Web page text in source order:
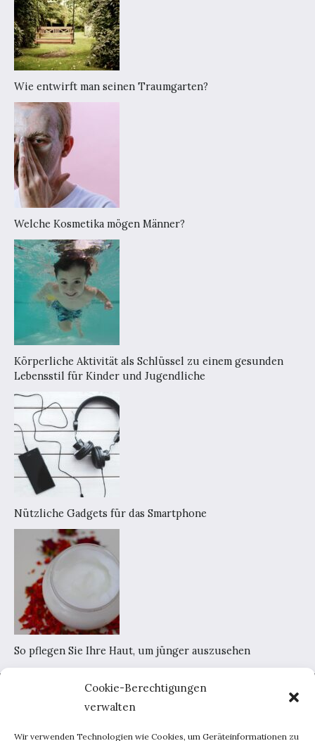
Cookie-Berechtigungen
verwalten
Wir verwenden Technologien wie Cookies, um Geräteinformationen zu
Wie entwirft man seinen Traumgarten?
Welche Kosmetika mögen Männer?
Körperliche Aktivität als Schlüssel zu einem gesunden
Lebensstil für Kinder und Jugendliche
Nützliche Gadgets für das Smartphone
So pflegen Sie Ihre Haut, um jünger auszusehen
Home